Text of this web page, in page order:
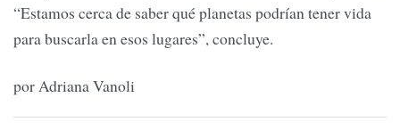
“Estamos cerca de saber qué planetas podrían tener vida
para buscarla en esos lugares”, concluye.
por Adriana Vanoli